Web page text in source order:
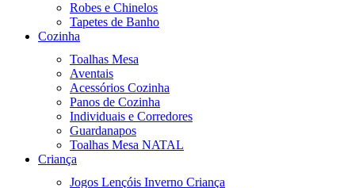
Robes e Chinelos
Tapetes de Banho
Cozinha
Toalhas Mesa
Aventais
Acessórios Cozinha
Panos de Cozinha
Individuais e Corredores
Guardanapos
Toalhas Mesa NATAL
Criança
Jogos Lençóis Inverno Criança